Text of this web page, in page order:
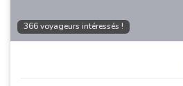
366 voyageurs intéressés !